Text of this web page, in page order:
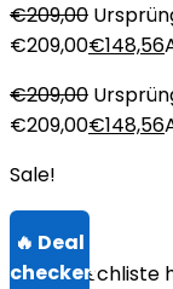
€209,00
€209,00€148,56
€209,00
€209,00€148,56
Sale!
Zur Wunschliste